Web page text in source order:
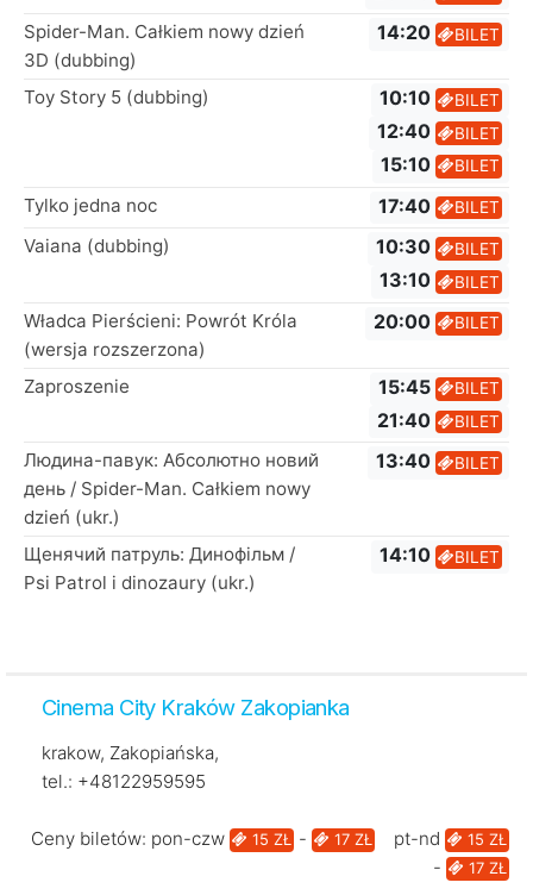
Spider-Man. Całkiem nowy dzień
3D (dubbing)
14:20 BILET
Toy Story 5 (dubbing) 10:10 BILET
12:40 BILET
15:10 BILET
Tylko jedna noc 17:40 BILET
Vaiana (dubbing) 10:30 BILET
13:10 BILET
Władca Pierścieni: Powrót Króla
(wersja rozszerzona)
20:00 BILET
Zaproszenie 15:45 BILET
21:40 BILET
Людина-павук: Абсолютно новий
день / Spider-Man. Całkiem nowy
dzień (ukr.)
13:40 BILET
Щенячий патруль: Динофільм /
Psi Patrol i dinozaury (ukr.)
14:10 BILET
Cinema City Kraków Zakopianka
krakow, Zakopiańska,
tel.: +48122959595
Ceny biletów: pon-czw 15 ZŁ - 17 ZŁ pt-nd 15 ZŁ
- 17 ZŁ